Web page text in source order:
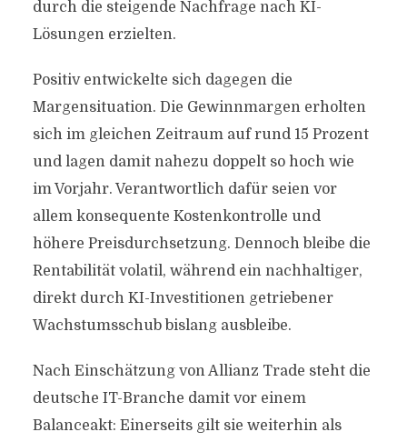
durch die steigende Nachfrage nach KI-
Lösungen erzielten.
Positiv entwickelte sich dagegen die
Margensituation. Die Gewinnmargen erholten
sich im gleichen Zeitraum auf rund 15 Prozent
und lagen damit nahezu doppelt so hoch wie
im Vorjahr. Verantwortlich dafür seien vor
allem konsequente Kostenkontrolle und
höhere Preisdurchsetzung. Dennoch bleibe die
Rentabilität volatil, während ein nachhaltiger,
direkt durch KI-Investitionen getriebener
Wachstumsschub bislang ausbleibe.
Nach Einschätzung von Allianz Trade steht die
deutsche IT-Branche damit vor einem
Balanceakt: Einerseits gilt sie weiterhin als